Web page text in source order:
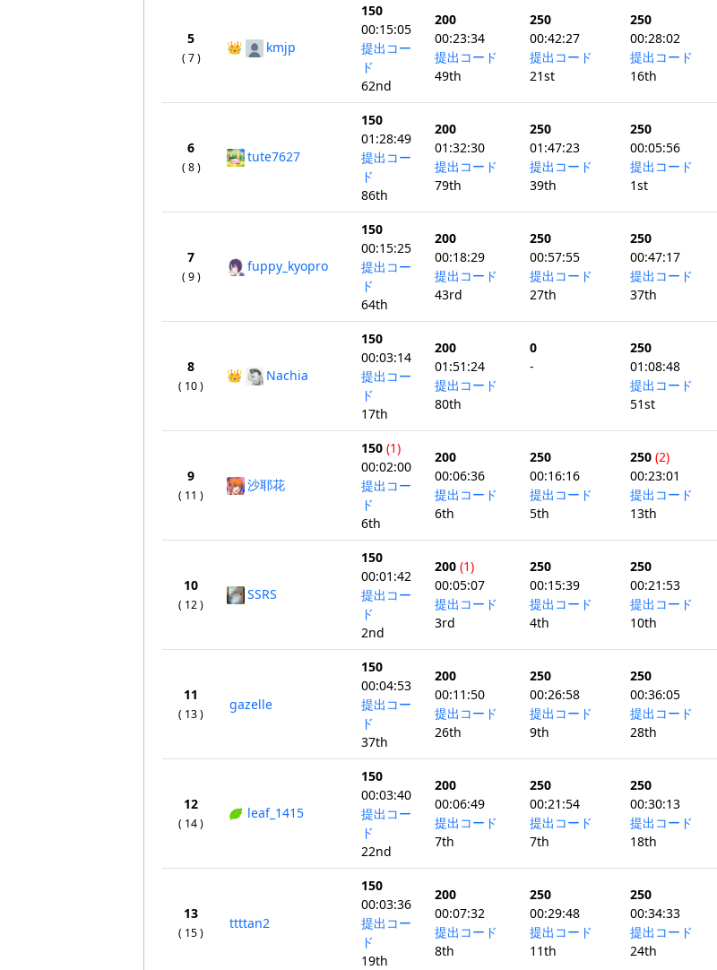
5
( 7 )
👑 kmjp
150
00:15:05
提出コー
ド
62nd
200
00:23:34
提出コード
49th
250
00:42:27
提出コード
21st
250
00:28:02
提出コード
16th
6
( 8 )
tute7627
150
01:28:49
提出コー
ド
86th
200
01:32:30
提出コード
79th
250
01:47:23
提出コード
39th
250
00:05:56
提出コード
1st
7
( 9 )
fuppy_kyopro
150
00:15:25
提出コー
ド
64th
200
00:18:29
提出コード
43rd
250
00:57:55
提出コード
27th
250
00:47:17
提出コード
37th
8
( 10 )
👑 Nachia
150
00:03:14
提出コー
ド
17th
200
01:51:24
提出コード
80th
0
-
250
01:08:48
提出コード
51st
9
( 11 )
沙耶花
150 (1)
00:02:00
提出コー
ド
6th
200
00:06:36
提出コード
6th
250
00:16:16
提出コード
5th
250 (2)
00:23:01
提出コード
13th
10
( 12 )
SSRS
150
00:01:42
提出コー
ド
2nd
200 (1)
00:05:07
提出コード
3rd
250
00:15:39
提出コード
4th
250
00:21:53
提出コード
10th
11
( 13 )
gazelle
150
00:04:53
提出コー
ド
37th
200
00:11:50
提出コード
26th
250
00:26:58
提出コード
9th
250
00:36:05
提出コード
28th
12
( 14 )
leaf_1415
150
00:03:40
提出コー
ド
22nd
200
00:06:49
提出コード
7th
250
00:21:54
提出コード
7th
250
00:30:13
提出コード
18th
13
( 15 )
ttttan2
150
00:03:36
提出コー
ド
19th
200
00:07:32
提出コード
8th
250
00:29:48
提出コード
11th
250
00:34:33
提出コード
24th